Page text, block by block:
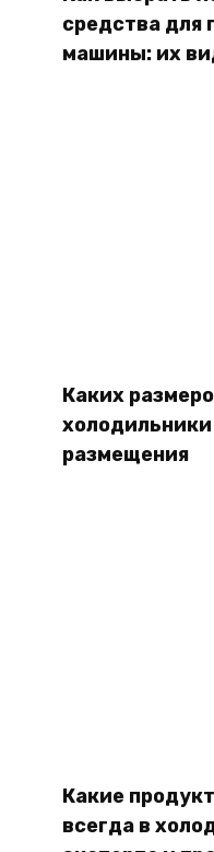
средства для
машины: их
Каких
размещения
Какие
всегда в